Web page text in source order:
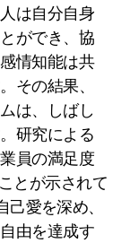
は自分自身
ができ、協
情知能は共
その結果、
は、しばし
研究による
員の満足度
とが示されて
愛を深め、
由を達成す